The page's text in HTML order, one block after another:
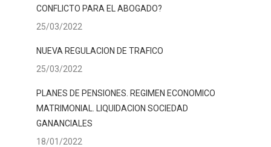
CONFLICTO PARA EL ABOGADO?
25/03/2022
NUEVA REGULACION DE TRAFICO
25/03/2022
PLANES DE PENSIONES. REGIMEN ECONOMICO
MATRIMONIAL. LIQUIDACION SOCIEDAD
GANANCIALES
18/01/2022